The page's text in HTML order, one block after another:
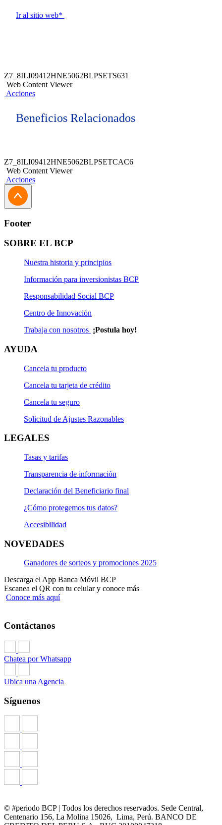
Ir al sitio web*
Z7_8ILI09412HNE5062BLPSETS631
Web Content Viewer
Acciones
Beneficios Relacionados
Z7_8ILI09412HNE5062BLPSETCAC6
Web Content Viewer
Acciones
Footer
SOBRE EL BCP
Nuestra historia y principios
Información para inversionistas BCP
Responsabilidad Social BCP
Centro de Innovación
Trabaja con nosotros ¡Postula hoy!
AYUDA
Cancela tu producto
Cancela tu tarjeta de crédito
Cancela tu seguro
Solicitud de Ajustes Razonables
LEGALES
Tasas y tarifas
Transparencia de información
Declaración del Beneficiario final
¿Cómo protegemos tus datos?
Accesibilidad
NOVEDADES
Ganadores de sorteos y promociones 2025
Descarga el App Banca Móvil BCP
Escanea el QR con tu celular y conoce más
Conoce más aquí
Contáctanos
Chatea por Whatsapp
Ubica una Agencia
Síguenos
© #periodo BCP | Todos los derechos reservados. Sede Central,
Centenario 156, La Molina 15026, Lima, Perú. BANCO DE